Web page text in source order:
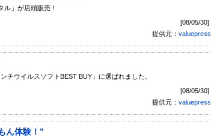
」が店頭販売！
[08/05/30]
提供元： valuepress
チウイルスソフトBEST BUY」に選ばれました。
[08/05/30]
提供元： valuepress
ん体験！”